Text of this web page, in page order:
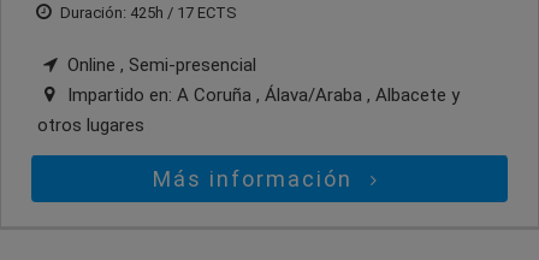
Duración: 425h / 17 ECTS
Online , Semi-presencial
Impartido en: A Coruña , Álava/Araba , Albacete y
otros lugares
Más información